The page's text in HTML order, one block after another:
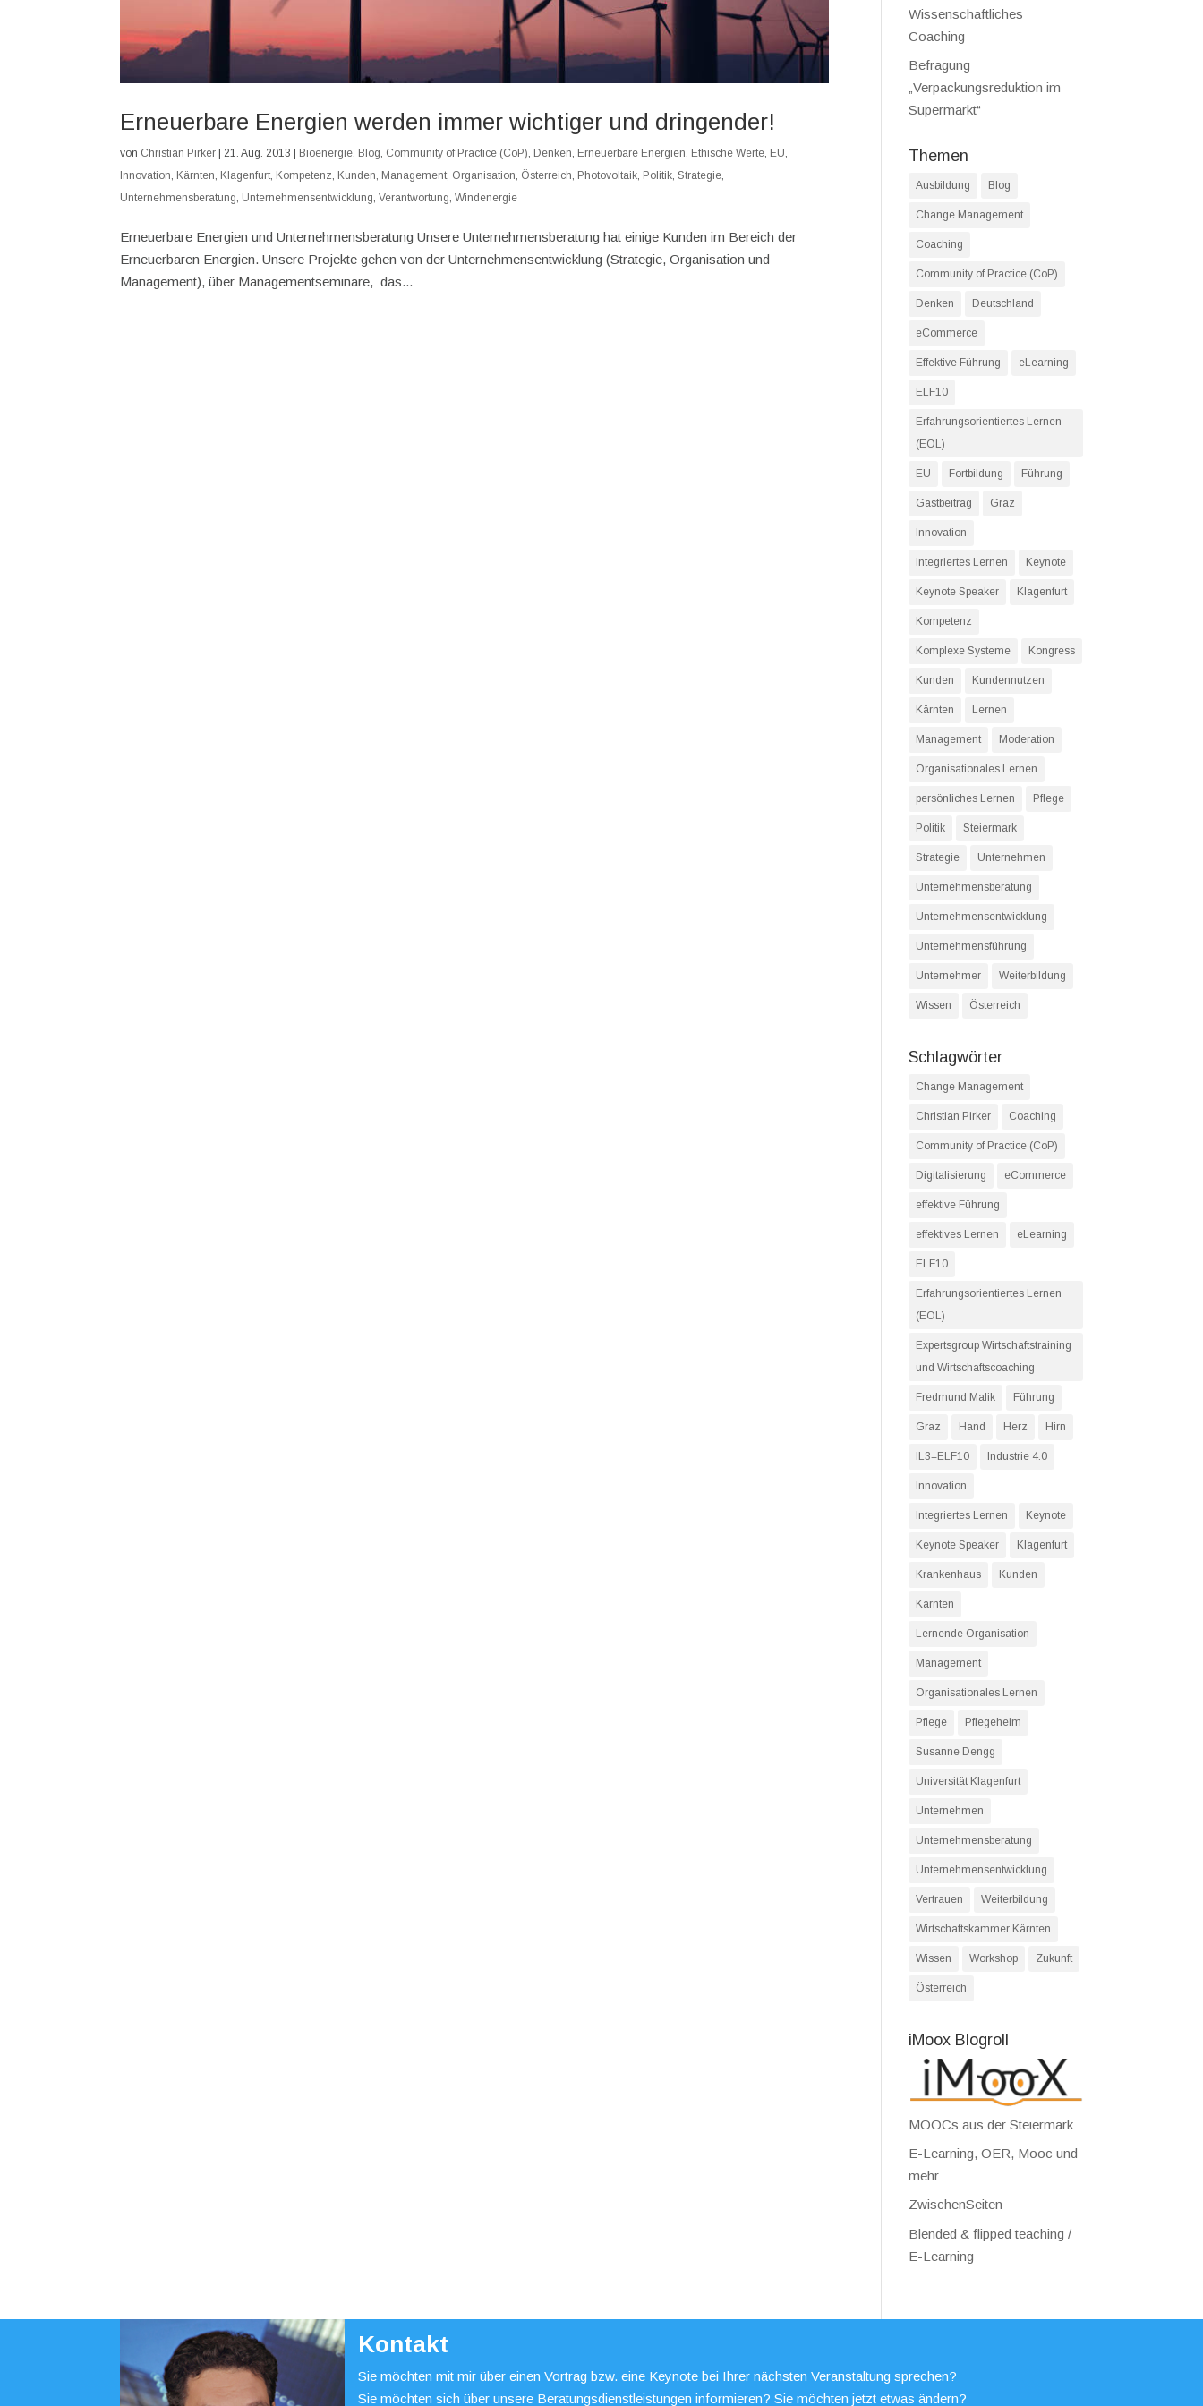
Erneuerbare Energien werden immer wichtiger und dringender!
von Christian Pirker | 21. Aug. 2013 | Bioenergie Blog Community of Practice (CoP) Denken Erneuerbare Energien Ethische Werte EU
Innovation Kärnten Klagenfurt Kompetenz Kunden Management Organisation Österreich Photovoltaik Politik ,Strategie
Unternehmensberatung Unternehmensentwicklung ,Verantwortung ,Windenergie
Erneuerbare Energien und Unternehmensberatung Unsere Unternehmensberatung hat einige Kunden im Bereich der
Erneuerbaren Energien. Unsere Projekte gehen von der Unternehmensentwicklung (Strategie, Organisation und
Management), über Managementseminare, das...
Wissenschaftliches
Coaching
Befragung
„Verpackungsreduktion im
Supermarkt“
Themen
Ausbildung Blog
Change Management
Coaching
Community of Practice (CoP)
Denken Deutschland
eCommerce
Effektive Führung eLearning
ELF10
Erfahrungsorientiertes Lernen
(EOL)
EU Fortbildung Führung
Gastbeitrag Graz
Innovation
Integriertes Lernen Keynote
Keynote Speaker Klagenfurt
Kompetenz
Komplexe Systeme Kongress
Kunden Kundennutzen
Kärnten Lernen
Management Moderation
Organisationales Lernen
persönliches Lernen Pflege
Politik Steiermark
Strategie Unternehmen
Unternehmensberatung
Unternehmensentwicklung
Unternehmensführung
Unternehmer Weiterbildung
Wissen Österreich
Schlagwörter
Change Management
Christian Pirker Coaching
Community of Practice (CoP)
Digitalisierung eCommerce
effektive Führung
effektives Lernen eLearning
ELF10
Erfahrungsorientiertes Lernen
(EOL)
Expertsgroup Wirtschaftstraining
und Wirtschaftscoaching
Fredmund Malik Führung
Graz Hand Herz Hirn
IL3=ELF10 Industrie 4.0
Innovation
Integriertes Lernen Keynote
Keynote Speaker Klagenfurt
Krankenhaus Kunden
Kärnten
Lernende Organisation
Management
Organisationales Lernen
Pflege Pflegeheim
Susanne Dengg
Universität Klagenfurt
Unternehmen
Unternehmensberatung
Unternehmensentwicklung
Vertrauen Weiterbildung
Wirtschaftskammer Kärnten
Wissen Workshop Zukunft
Österreich
iMoox Blogroll
MOOCs aus der Steiermark
E-Learning, OER, Mooc und
mehr
ZwischenSeiten
Blended & flipped teaching /
E-Learning
Kontakt
Sie möchten mit mir über einen Vortrag bzw. eine Keynote bei Ihrer nächsten Veranstaltung sprechen?
Sie möchten sich über unsere Beratungsdienstleistungen informieren? Sie möchten jetzt etwas ändern?